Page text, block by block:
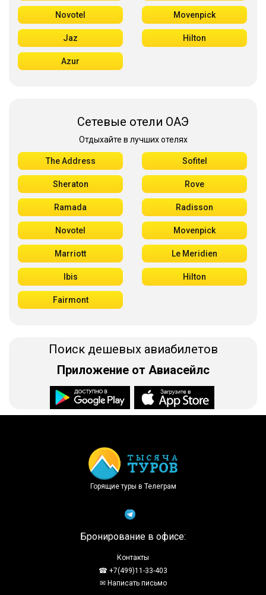
Novotel Movenpick
Jaz Hilton
Azur
Сетевые отели ОАЭ
Отдыхайте в лучших отелях
The Address Sofitel
Sheraton Rove
Ramada Radisson
Novotel Movenpick
Marriott Le Meridien
Ibis Hilton
Fairmont
Поиск дешевых авиабилетов
Приложение от Авиасейлс
Горящие туры в Телеграм
Бронирование в офисе:
Контакты
☎ +7(499)11-33-403
✉ Написать письмо